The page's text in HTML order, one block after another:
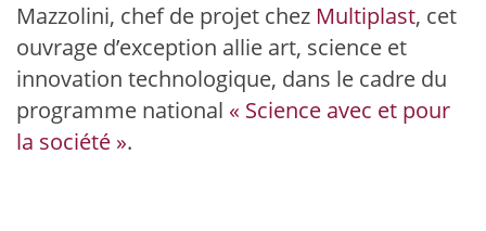
Mazzolini, chef de projet chez Multiplast, cet
ouvrage d’exception allie art, science et
innovation technologique, dans le cadre du
programme national « Science avec et pour
la société ».